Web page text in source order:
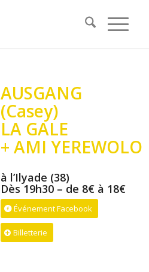
AUSGANG
(Casey)
LA GALE
+ AMI YEREWOLO
à l’Ilyade (38)
Dès 19h30 – de 8€ à 18€
Événement Facebook
Billetterie